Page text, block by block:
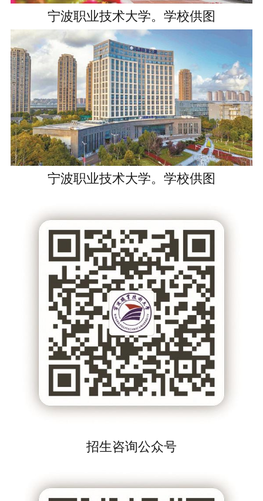
宁波职业技术大学。学校供图
宁波职业技术大学。学校供图
招生咨询公众号